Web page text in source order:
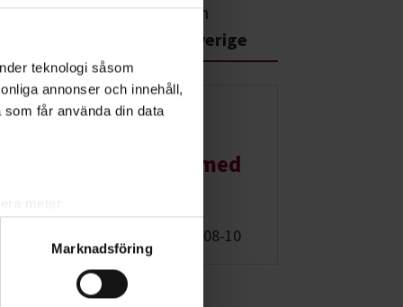
teknologi såsom
annonser och innehåll,
får använda din data
meter
. Du kan ändra
Marknadsföring
kurser, evenemang och
Upptäck Sverige
Föreläsning:
Cykla med oss längs med
2026-08-10